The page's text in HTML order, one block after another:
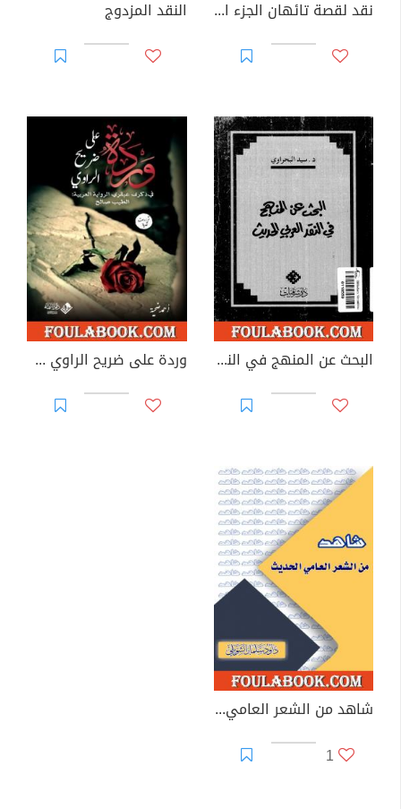
نقد لقصة تائهان الجزء الثاني - السيد حسن النقد المزدوج
البحث عن المنهج في النقد الأدبي العربي الحديث وردة على ضريح الراوي في ذكرى الطيب صالح
شاهد من الشعر العامي الحديث
1